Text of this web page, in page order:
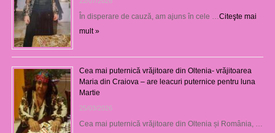
În disperare de cauză, am ajuns în cele … Citeşte mai
mult »
Cea mai puternică vrăjitoare din Oltenia- vrăjitoarea
Maria din Craiova – are leacuri puternice pentru luna
Martie
25/03/2026
Cea mai puternică vrăjitoare din Oltenia și România, …